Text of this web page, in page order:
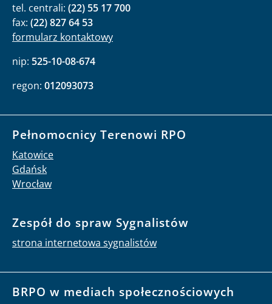
tel. centrali: (22) 55 17 700
fax: (22) 827 64 53
formularz kontaktowy
nip: 525-10-08-674
regon: 012093073
Pełnomocnicy Terenowi RPO
Katowice
Gdańsk
Wrocław
Zespół do spraw Sygnalistów
strona internetowa sygnalistów
BRPO w mediach społecznościowych